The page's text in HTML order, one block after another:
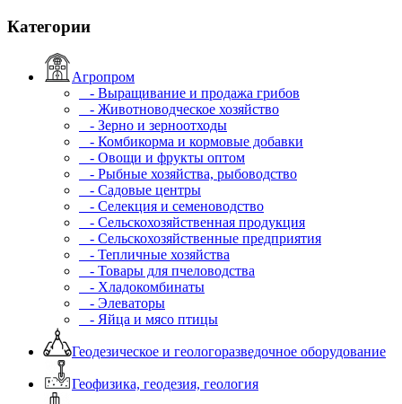
Категории
Агропром
- Выращивание и продажа грибов
- Животноводческое хозяйство
- Зерно и зерноотходы
- Комбикорма и кормовые добавки
- Овощи и фрукты оптом
- Рыбные хозяйства, рыбоводство
- Садовые центры
- Селекция и семеноводство
- Сельскохозяйственная продукция
- Сельскохозяйственные предприятия
- Тепличные хозяйства
- Товары для пчеловодства
- Хладокомбинаты
- Элеваторы
- Яйца и мясо птицы
Геодезическое и геологоразведочное оборудование
Геофизика, геодезия, геология